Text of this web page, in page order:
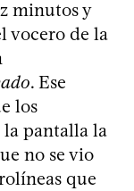
minutos y
vocero de la
. Ese
los
la pantalla la
no se vio
que